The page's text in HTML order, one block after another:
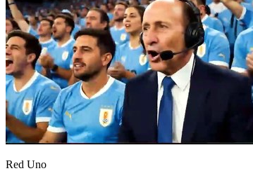
Red Uno